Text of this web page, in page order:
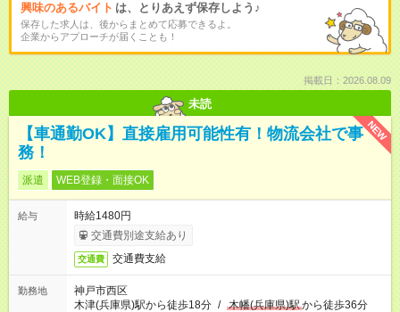
興味のあるバイト は、とりあえず保存しよう♪
保存した求人は、後からまとめて応募できるよ。
企業からアプローチが届くことも！
掲載日：2026.08.09
未読
NEW
【車通勤OK】直接雇用可能性有！物流会社で事
務！
派遣 WEB登録・面接OK
給与
時給1480円
交通費別途支給あり
交通費 交通費支給
勤務地
神戸市西区
木津(兵庫県)駅から徒歩18分 / 木幡(兵庫県)駅から徒歩36分